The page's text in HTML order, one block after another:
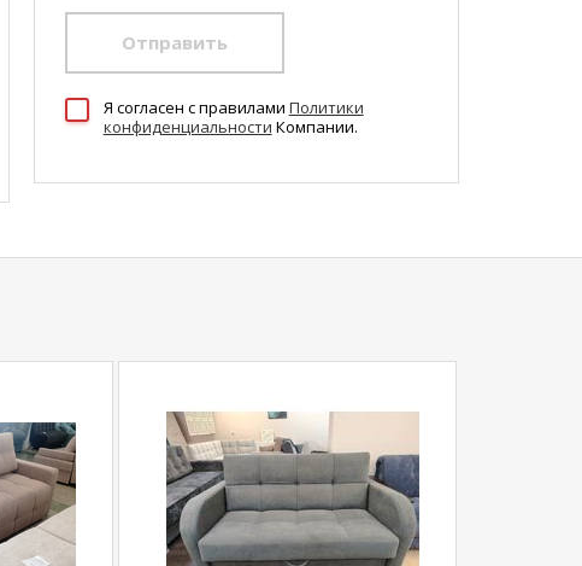
Отправить
Я согласен c правилами Политики
конфиденциальности Компании.